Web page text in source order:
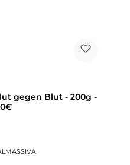
gegen Blut - 200g -